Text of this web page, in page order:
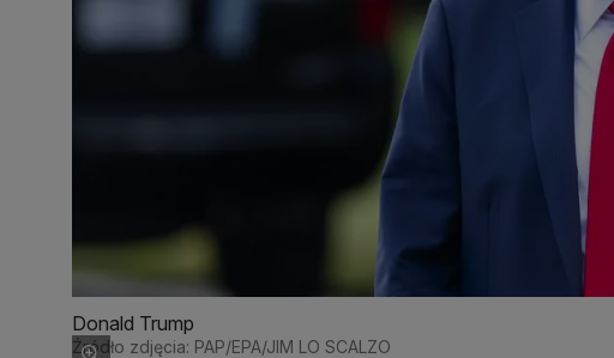
Donald Trump
Źródło zdjęcia: PAP/EPA/JIM LO SCALZO